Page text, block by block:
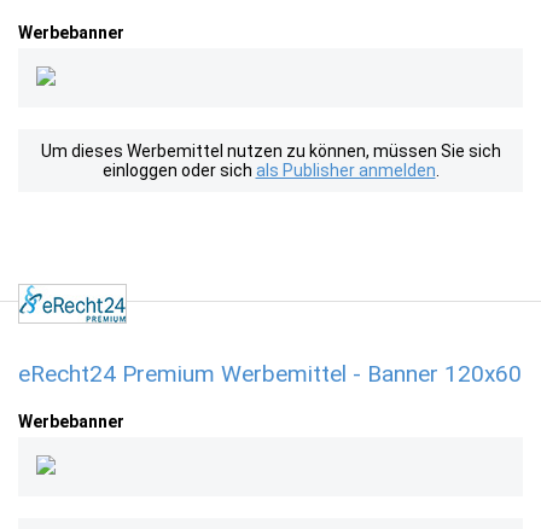
Werbebanner
Um dieses Werbemittel nutzen zu können, müssen Sie sich
einloggen oder sich als Publisher anmelden
eRecht24 Premium Werbemittel - Banner 120x60
Werbebanner